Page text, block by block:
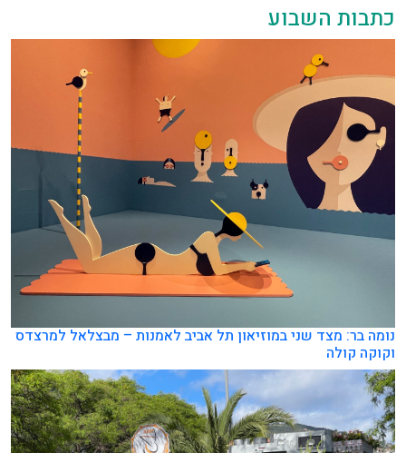
כתבות השבוע
נומה בר: מצד שני במוזיאון תל אביב לאמנות – מבצלאל למרצדס
וקוקה קולה